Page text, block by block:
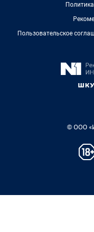
Пользовательское
© ООО